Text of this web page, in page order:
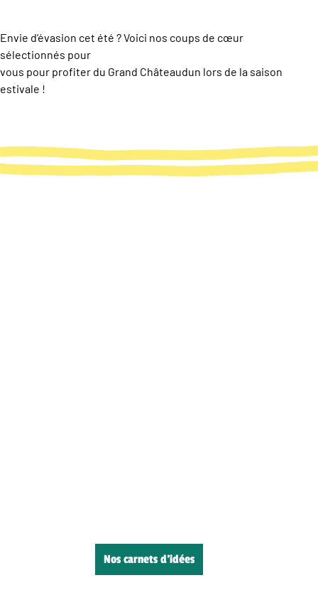
Envie d’évasion cet été ? Voici nos coups de cœur
sélectionnés pour
vous pour profiter du Grand Châteaudun lors de la saison
estivale !
Nos carnets d’idées